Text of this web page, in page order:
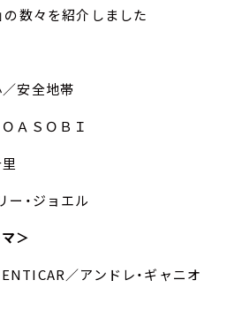
の数々を紹介しました
安全地帯
ＡＳＯＢＩ
ー・ジョエル
＞
／アンドレ・ギャニオ